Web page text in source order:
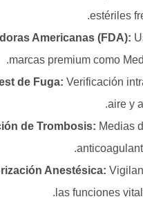
estériles
Americanas (FDA):
marcas premium como
de Fuga:Verificación
aire y
de Trombosis:Medias
Anestésica:
las funciones